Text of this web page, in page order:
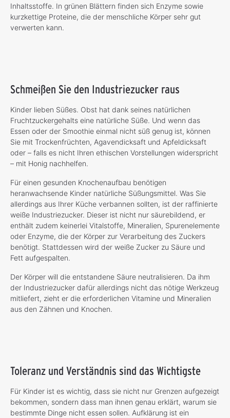
Inhaltsstoffe. In grünen Blättern finden sich Enzyme sowie
kurzkettige Proteine, die der menschliche Körper sehr gut
verwerten kann.
Schmeißen Sie den Industriezucker raus
Kinder lieben Süßes. Obst hat dank seines natürlichen
Fruchtzuckergehalts eine natürliche Süße. Und wenn das
Essen oder der Smoothie einmal nicht süß genug ist, können
Sie mit Trockenfrüchten, Agavendicksaft und Apfeldicksaft
oder – falls es nicht Ihren ethischen Vorstellungen widerspricht
– mit Honig nachhelfen.
Für einen gesunden Knochenaufbau benötigen
heranwachsende Kinder natürliche Süßungsmittel. Was Sie
allerdings aus Ihrer Küche verbannen sollten, ist der raffinierte
weiße Industriezucker. Dieser ist nicht nur säurebildend, er
enthält zudem keinerlei Vitalstoffe, Mineralien, Spurenelemente
oder Enzyme, die der Körper zur Verarbeitung des Zuckers
benötigt. Stattdessen wird der weiße Zucker zu Säure und
Fett aufgespalten.
Der Körper will die entstandene Säure neutralisieren. Da ihm
der Industriezucker dafür allerdings nicht das nötige Werkzeug
mitliefert, zieht er die erforderlichen Vitamine und Mineralien
aus den Zähnen und Knochen.
Toleranz und Verständnis sind das Wichtigste
Für Kinder ist es wichtig, dass sie nicht nur Grenzen aufgezeigt
bekommen, sondern dass man ihnen genau erklärt, warum sie
bestimmte Dinge nicht essen sollen. Aufklärung ist ein